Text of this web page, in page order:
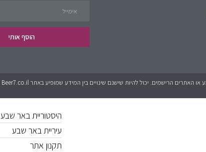
נדל״ן
קישורים חשובים
היסטוריית באר שבע
עיריית באר שבע
תקנון אתר
הוסף אותי